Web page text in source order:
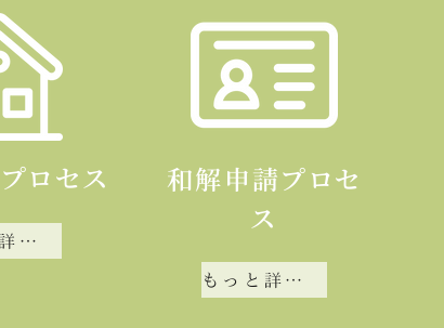
ロセス
もっと詳しく知る
和解申請プロセ
ス
もっと詳しく知る